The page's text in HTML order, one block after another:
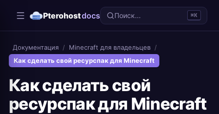
Pterohostdocs Поиск... ⌘K
Документация / Minecraft для владельцев /
Как сделать свой ресурспак для Minecraft
Как сделать свой
ресурспак для Minecraft